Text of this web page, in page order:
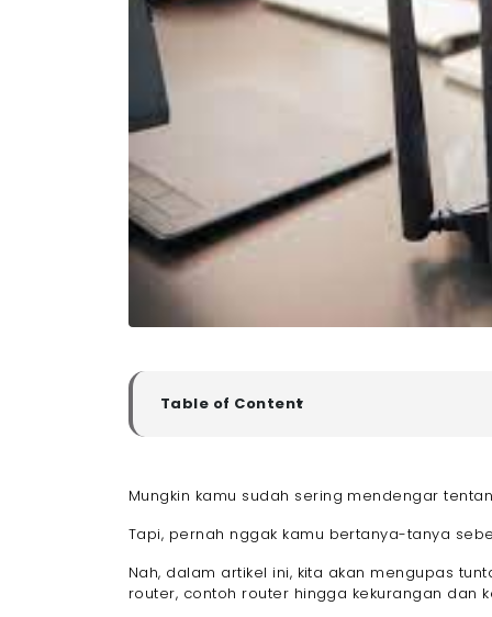
Table of Content
▼
- 1. Menghubungkan Jaringan yang
- 4. Mendistribusikan Bandwidth dengan
- 5. Mendukung Koneksi Nirkabel (Wi-Fi)
Mungkin kamu sudah sering mendengar
Tapi, pernah nggak kamu bertanya-tanya
Nah, dalam artikel ini, kita akan mengupas
router, contoh router hingga kekurangan dan